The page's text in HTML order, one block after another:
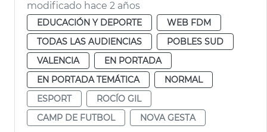
modificado hace 2 años
EDUCACIÓN Y DEPORTE
WEB FDM
TODAS LAS AUDIENCIAS
POBLES SUD
VALENCIA
EN PORTADA
EN PORTADA TEMÁTICA
NORMAL
ESPORT
ROCÍO GIL
CAMP DE FUTBOL
NOVA GESTA